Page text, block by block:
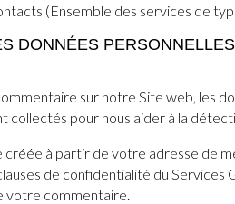
(Ensemble des services de
DONNÉES
sur notre Site web, les
collectés pour nous aider à la
créée à partir de votre adresse de
de confidentialité du Services
votre commentaire.